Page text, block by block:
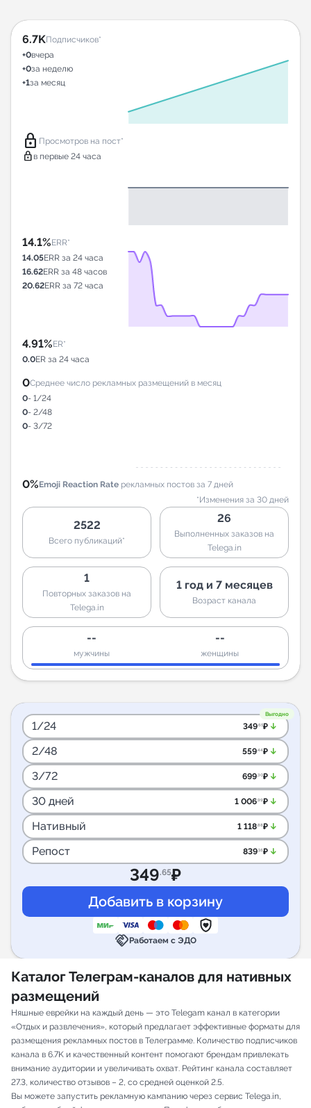
6.7KПодписчиков*
+0вчера
+0за неделю
+1за месяц
lock Просмотров на пост*
lock в первые 24 часа
14.1%ERR*
14.05ERR за 24 часа
16.62ERR за 48 часов
20.62ERR за 72 часа
4.91%ER*
0.0ER за 24 часа
0Среднее число рекламных размещений в месяц
0- 1/24
0- 2/48
0- 3/72
0%Emoji Reaction Rate рекламных постов за 7 дней
*Изменения за 30 дней
2522
Всего публикаций*
26
Выполненных заказов на
Telega.in
1
Повторных заказов на
Telega.in
1 год и 7 месяцев
Возраст канала
--
мужчины
--
женщины
Выгодно
1/24 349.65₽ arrow_downward_alt
2/48 559.44₽ arrow_downward_alt
3/72 699.30₽ arrow_downward_alt
30 дней 1 006.99₽ arrow_downward_alt
Нативный 1 118.88₽ arrow_downward_alt
Репост 839.16₽ arrow_downward_alt
349.65₽
handshakeРаботаем с ЭДО
Каталог Телеграм-каналов для нативных
размещений
Няшные еврейки на каждый день — это Telegam канал в категории
«Отдых и развлечения», который предлагает эффективные форматы для
размещения рекламных постов в Телеграмме. Количество подписчиков
канала в 6.7K и качественный контент помогают брендам привлекать
внимание аудитории и увеличивать охват. Рейтинг канала составляет
27.3, количество отзывов – 2, со средней оценкой 2.5.
Вы можете запустить рекламную кампанию через сервис Telega.in,